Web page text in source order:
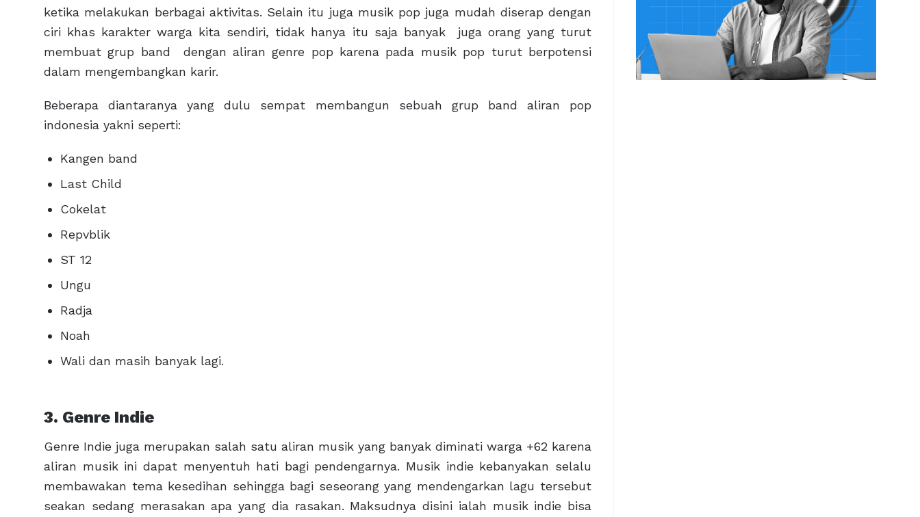
ketika melakukan berbagai aktivitas. Selain itu juga musik pop juga mudah diserap dengan
ciri khas karakter warga kita sendiri, tidak hanya itu saja banyak juga orang yang turut
membuat grup band dengan aliran genre pop karena pada musik pop turut berpotensi
dalam mengembangkan karir.
Beberapa diantaranya yang dulu sempat membangun sebuah grup band aliran pop
indonesia yakni seperti:
Kangen band
Last Child
Cokelat
Repvblik
ST 12
Ungu
Radja
Noah
Wali dan masih banyak lagi.
3. Genre Indie
Genre Indie juga merupakan salah satu aliran musik yang banyak diminati warga +62 karena
aliran musik ini dapat menyentuh hati bagi pendengarnya. Musik indie kebanyakan selalu
membawakan tema kesedihan sehingga bagi seseorang yang mendengarkan lagu tersebut
seakan sedang merasakan apa yang dia rasakan. Maksudnya disini ialah musik indie bisa